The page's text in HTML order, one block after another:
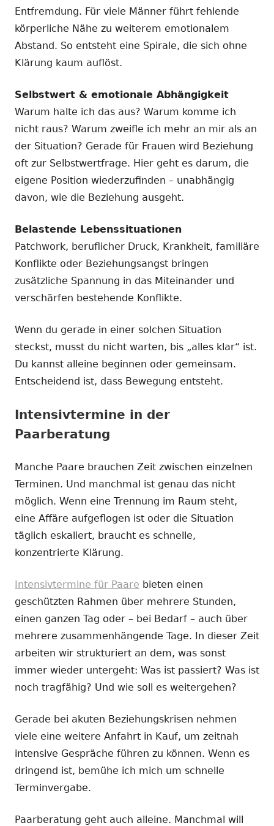
Entfremdung. Für viele Männer führt fehlende
körperliche Nähe zu weiterem emotionalem
Abstand. So entsteht eine Spirale, die sich ohne
Klärung kaum auflöst.
Selbstwert & emotionale Abhängigkeit
Warum halte ich das aus? Warum komme ich
nicht raus? Warum zweifle ich mehr an mir als an
der Situation? Gerade für Frauen wird Beziehung
oft zur Selbstwertfrage. Hier geht es darum, die
eigene Position wiederzufinden – unabhängig
davon, wie die Beziehung ausgeht.
Belastende Lebenssituationen
Patchwork, beruflicher Druck, Krankheit, familiäre
Konflikte oder Beziehungsangst bringen
zusätzliche Spannung in das Miteinander und
verschärfen bestehende Konflikte.
Wenn du gerade in einer solchen Situation
steckst, musst du nicht warten, bis „alles klar“ ist.
Du kannst alleine beginnen oder gemeinsam.
Entscheidend ist, dass Bewegung entsteht.
Intensivtermine in der
Paarberatung
Manche Paare brauchen Zeit zwischen einzelnen
Terminen. Und manchmal ist genau das nicht
möglich. Wenn eine Trennung im Raum steht,
eine Affäre aufgeflogen ist oder die Situation
täglich eskaliert, braucht es schnelle,
konzentrierte Klärung.
Intensivtermine für Paare bieten einen
geschützten Rahmen über mehrere Stunden,
einen ganzen Tag oder – bei Bedarf – auch über
mehrere zusammenhängende Tage. In dieser Zeit
arbeiten wir strukturiert an dem, was sonst
immer wieder untergeht: Was ist passiert? Was ist
noch tragfähig? Und wie soll es weitergehen?
Gerade bei akuten Beziehungskrisen nehmen
viele eine weitere Anfahrt in Kauf, um zeitnah
intensive Gespräche führen zu können. Wenn es
dringend ist, bemühe ich mich um schnelle
Terminvergabe.
Paarberatung geht auch alleine. Manchmal will